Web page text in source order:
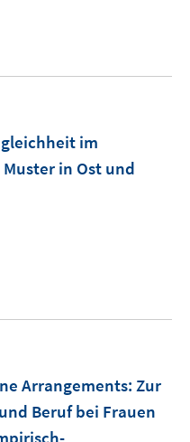
n
u
e
n
n
im
in Ost und
Arrangements: Zur
Beruf bei Frauen